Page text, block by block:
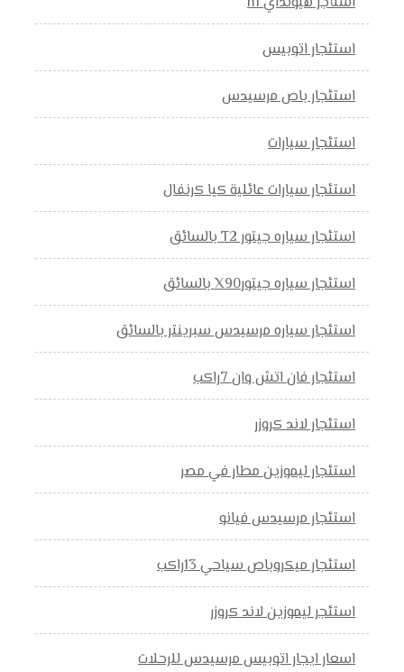
استئجار اتوبيس
استئجار باص مرسيدس
استئجار سيارات
استئجار سيارات عائلية كيا كرنفال
استئجار سياره جيتور T2 بالسائق
استئجار سياره جيتورX90 بالسائق
استئجار سياره مرسيدس سبرينتر بالسائق
استئجار فان اتش وان 7راكب
استئجار لاند كروزر
استئجار ليموزين مطار في مصر
استئجار مرسيدس فيانو
استئجار ميكروباص سياحي 13راكب
استئجر ليموزين لاند كروزر
اسعار ايجار اتوبيس مرسيدس للرحلات